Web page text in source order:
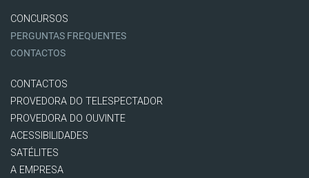
CONCURSOS
PERGUNTAS FREQUENTES
CONTACTOS
CONTACTOS
PROVEDORA DO TELESPECTADOR
PROVEDORA DO OUVINTE
ACESSIBILIDADES
SATÉLITES
A EMPRESA